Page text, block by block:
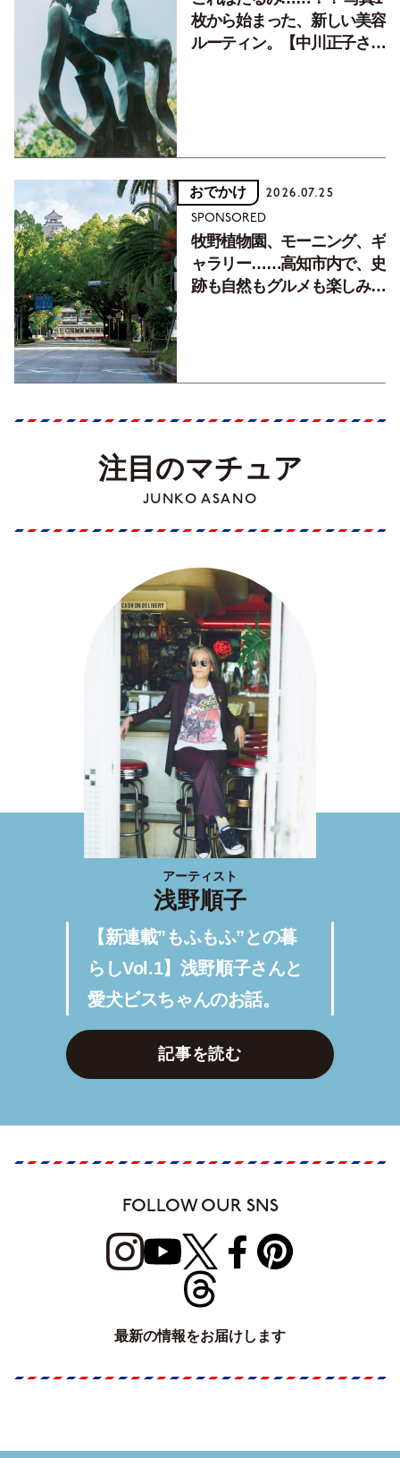
枚から始まった、新しい美容
ルーティン。【中川正子さん
おでかけ 2026.07.25
SPONSORED
牧野植物園、モーニング、ギ
ャラリー……高知市内で、史
跡も自然もグルメも楽しみ尽
注目のマチュア
JUNKO ASANO
アーティスト
浅野順子
【新連載”もふもふ”との暮
らしVol.1】浅野順子さんと
愛犬ビスちゃんのお話。
記事を読む
FOLLOW OUR SNS
最新の情報をお届けします